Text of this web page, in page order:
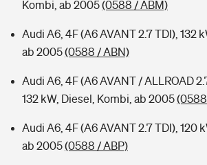
Kombi, ab 2005(0588 / ABM)
Audi A6, 4F (A6 AVANT 2.7 TDI), 132
ab 2005(0588 / ABN)
Audi A6, 4F (A6 AVANT / ALLROAD
132 kW, Diesel, Kombi, ab 2005
Audi A6, 4F (A6 AVANT 2.7 TDI), 120
ab 2005(0588 / ABP)